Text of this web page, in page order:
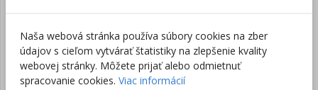
Skladom
1,14€
Naša webová stránka používa súbory cookies na zber
údajov s cieľom vytvárať štatistiky na zlepšenie kvality
webovej stránky. Môžete prijať alebo odmietnuť
spracovanie cookies. Viac informácií